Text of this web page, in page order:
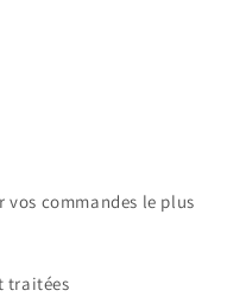
vos commandes le plus
traitées